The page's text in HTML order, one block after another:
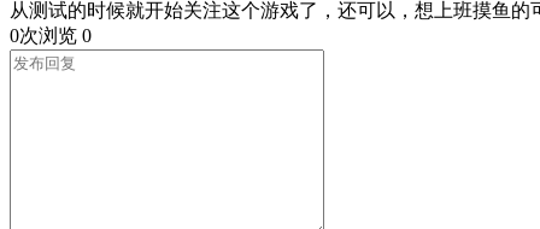
从测试的时候就开始关注这个游戏了，还可以，想上班摸鱼的
0次浏览 0